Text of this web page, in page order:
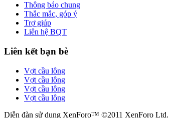
Thông báo chung
Thắc mắc, góp ý
Trợ giúp
Liên hệ BQT
Liên kết bạn bè
Vợt cầu lông
Vợt cầu lông
Vợt cầu lông
Vợt cầu lông
Diễn đàn sử dụng XenForo™ ©2011 XenForo Ltd.